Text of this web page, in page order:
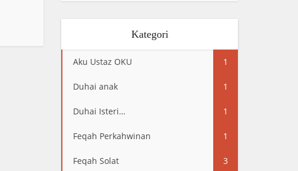
Kategori
Aku Ustaz OKU 1
Duhai anak 1
Duhai Isteri… 1
Feqah Perkahwinan 1
Feqah Solat 3